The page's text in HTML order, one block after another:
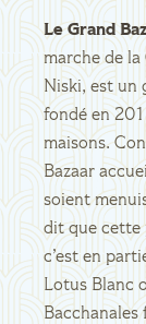
Le Grand
marche de la
Niski, est un
fondé en
maisons.
Bazaar
soient
dit que cette
c’est en
Lotus Blanc